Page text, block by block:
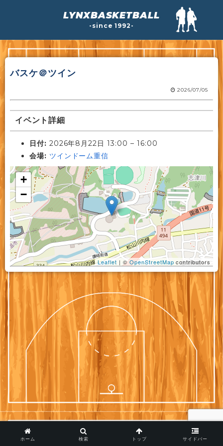
LYNXBASKETBALL
-since 1992-
バスケ＠ツイン
2026/07/05
イベント詳細
日付: 2026年8月22日 13:00 – 16:00
会場: ツインドーム重信
+
−
Leaflet | ©OpenStreetMap contributors
ホーム 検索 トップ サイドバー